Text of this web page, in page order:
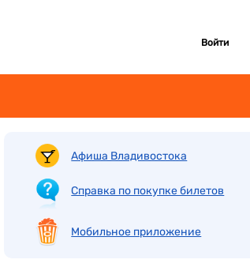
Войти
Афиша Владивостока
Справка по покупке билетов
Мобильное приложение